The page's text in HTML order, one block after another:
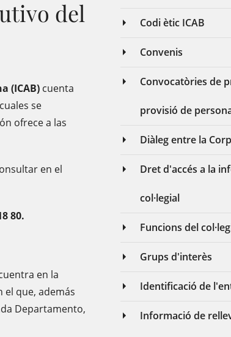
Codi ètic ICAB
Convenis
Convocatòries de
provisió de
Diàleg entre la
Dret d'accés a la
col·legial
Funcions del
Grups d'interès
Identificació de
Informació de
del
(ICAB) cuenta
se
ofrece a las
en el
80.
en la
el que, además
Departamento,